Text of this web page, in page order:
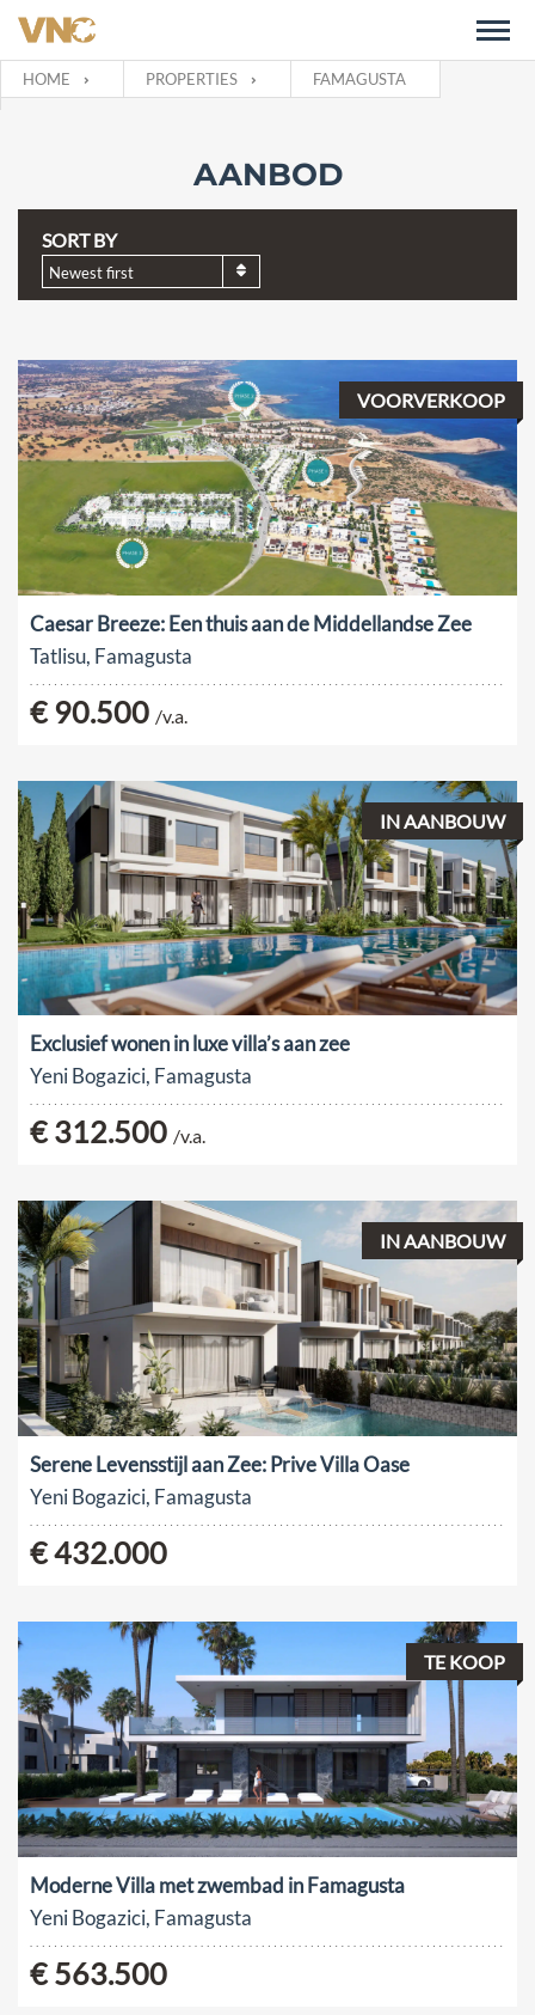
HOME PROPERTIES FAMAGUSTA
AANBOD
SORT BY
Newest first
VOORVERKOOP
Caesar Breeze: Een thuis aan de Middellandse Zee
Tatlisu, Famagusta
€ 90.500 /v.a.
IN AANBOUW
Exclusief wonen in luxe villa’s aan zee
Yeni Bogazici, Famagusta
€ 312.500 /v.a.
IN AANBOUW
Serene Levensstijl aan Zee: Prive Villa Oase
Yeni Bogazici, Famagusta
€ 432.000
TE KOOP
Moderne Villa met zwembad in Famagusta
Yeni Bogazici, Famagusta
€ 563.500